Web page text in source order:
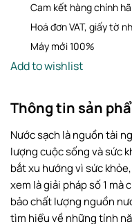
Cam kết hàng chính
Hoá đơn VAT, giấy tờ
Máy mới 100%
Add to wishlist
Thông tin sản
Nước sạch là nguồn tài
lượng cuộc sống và sức
bắt xu hướng vì sức
xem là giải pháp số 1 mà
bảo chất lượng nguồn
tìm hiểu về những tính